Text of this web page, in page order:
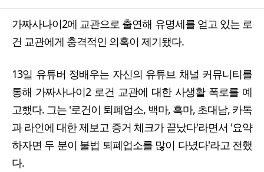
가짜사나이2에 교관으로 출연해 유명세를 얻고 있는 로
건 교관에게 충격적인 의혹이 제기됐다.
13일 유튜버 정배우는 자신의 유튜브 채널 커뮤니티를
통해 가짜사나이2 로건 교관에 대한 사생활 폭로를 예
고했다. 그는 '로건이 퇴폐업소, 백마, 흑마, 초대남, 카톡
과 라인에 대한 제보고 증거 체크가 끝났다'라면서 '요약
하자면 두 분이 불법 퇴폐업소를 많이 다녔다'라고 전했
다.